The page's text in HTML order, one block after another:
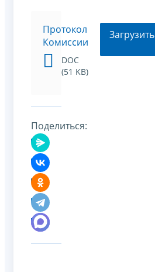
Протокол
Комиссии
DOC
(51 KB)
Загрузить
Поделиться: